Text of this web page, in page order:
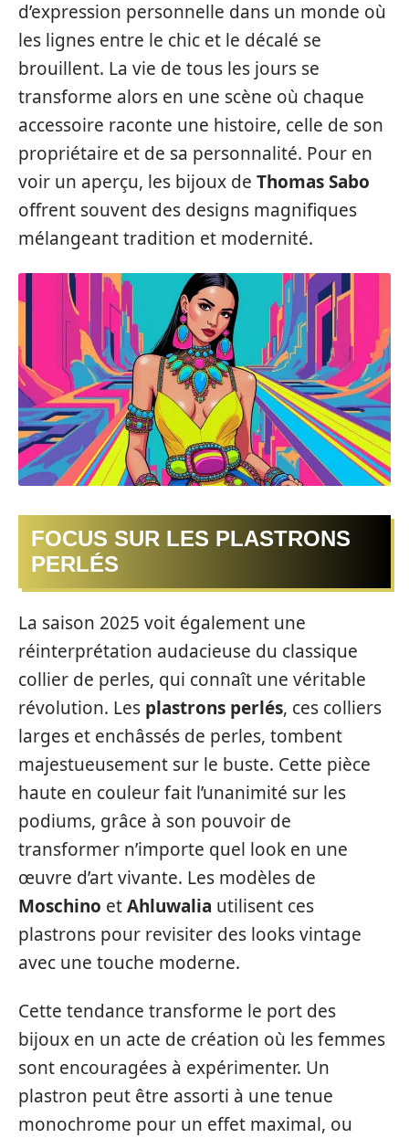
d’expression personnelle dans un monde où
les lignes entre le chic et le décalé se
brouillent. La vie de tous les jours se
transforme alors en une scène où chaque
accessoire raconte une histoire, celle de son
propriétaire et de sa personnalité. Pour en
voir un aperçu, les bijoux de Thomas Sabo
offrent souvent des designs magnifiques
mélangeant tradition et modernité.
FOCUS SUR LES PLASTRONS
PERLÉS
La saison 2025 voit également une
réinterprétation audacieuse du classique
collier de perles, qui connaît une véritable
révolution. Les plastrons perlés, ces colliers
larges et enchâssés de perles, tombent
majestueusement sur le buste. Cette pièce
haute en couleur fait l’unanimité sur les
podiums, grâce à son pouvoir de
transformer n’importe quel look en une
œuvre d’art vivante. Les modèles de
Moschino etAhluwalia utilisent ces
plastrons pour revisiter des looks vintage
avec une touche moderne.
Cette tendance transforme le port des
bijoux en un acte de création où les femmes
sont encouragées à expérimenter. Un
plastron peut être assorti à une tenue
monochrome pour un effet maximal, ou